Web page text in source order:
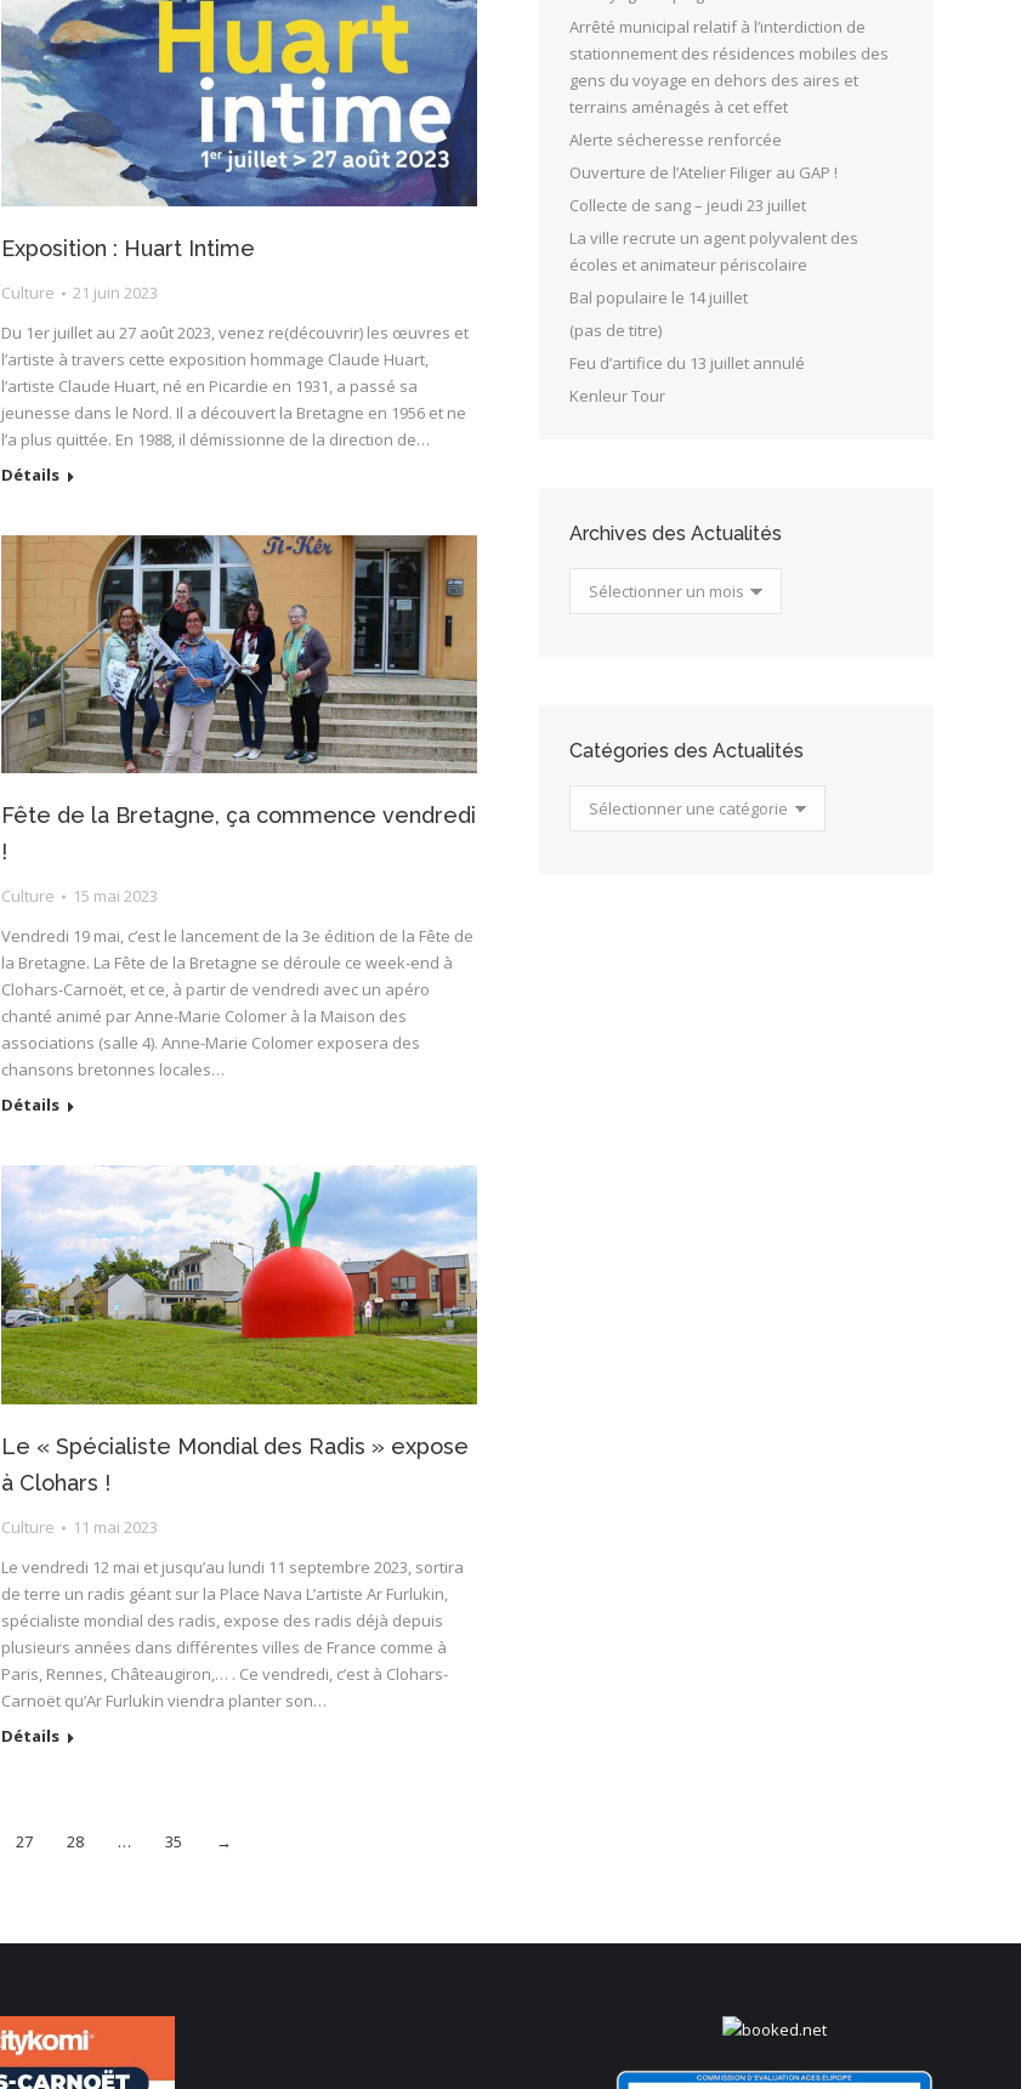
Exposition : Huart Intime
Culture
21 juin 2023
Du 1er juillet au 27 août 2023, venez re(découvrir) les œuvres et
l’artiste à travers cette exposition hommage Claude Huart,
l’artiste Claude Huart, né en Picardie en 1931, a passé sa
jeunesse dans le Nord. Il a découvert la Bretagne en 1956 et ne
l’a plus quittée. En 1988, il démissionne de la direction de…
Détails
Fête de la Bretagne, ça commence vendredi
!
Culture
15 mai 2023
Vendredi 19 mai, c’est le lancement de la 3e édition de la Fête de
la Bretagne. La Fête de la Bretagne se déroule ce week-end à
Clohars-Carnoët, et ce, à partir de vendredi avec un apéro
chanté animé par Anne-Marie Colomer à la Maison des
associations (salle 4). Anne-Marie Colomer exposera des
chansons bretonnes locales…
Détails
Le « Spécialiste Mondial des Radis » expose
à Clohars !
Culture
11 mai 2023
Le vendredi 12 mai et jusqu’au lundi 11 septembre 2023, sortira
de terre un radis géant sur la Place Nava L’artiste Ar Furlukin,
spécialiste mondial des radis, expose des radis déjà depuis
plusieurs années dans différentes villes de France comme à
Paris, Rennes, Châteaugiron,… . Ce vendredi, c’est à Clohars-
Carnoët qu’Ar Furlukin viendra planter son…
Détails
27 28 … 35 →
Arrêté municipal relatif à l’interdiction de
stationnement des résidences mobiles des
gens du voyage en dehors des aires et
terrains aménagés à cet effet
Alerte sécheresse renforcée
Ouverture de l’Atelier Filiger au GAP !
Collecte de sang – jeudi 23 juillet
La ville recrute un agent polyvalent des
écoles et animateur périscolaire
Bal populaire le 14 juillet
(pas de titre)
Feu d’artifice du 13 juillet annulé
Kenleur Tour
Archives des Actualités
Archives
des
Catégories des Actualités
Catégories
des